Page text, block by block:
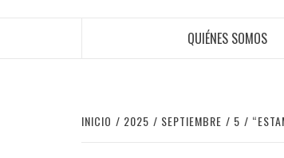
QUIÉNES SOMOS
INICIO 2025 SEPTIEMBRE 5